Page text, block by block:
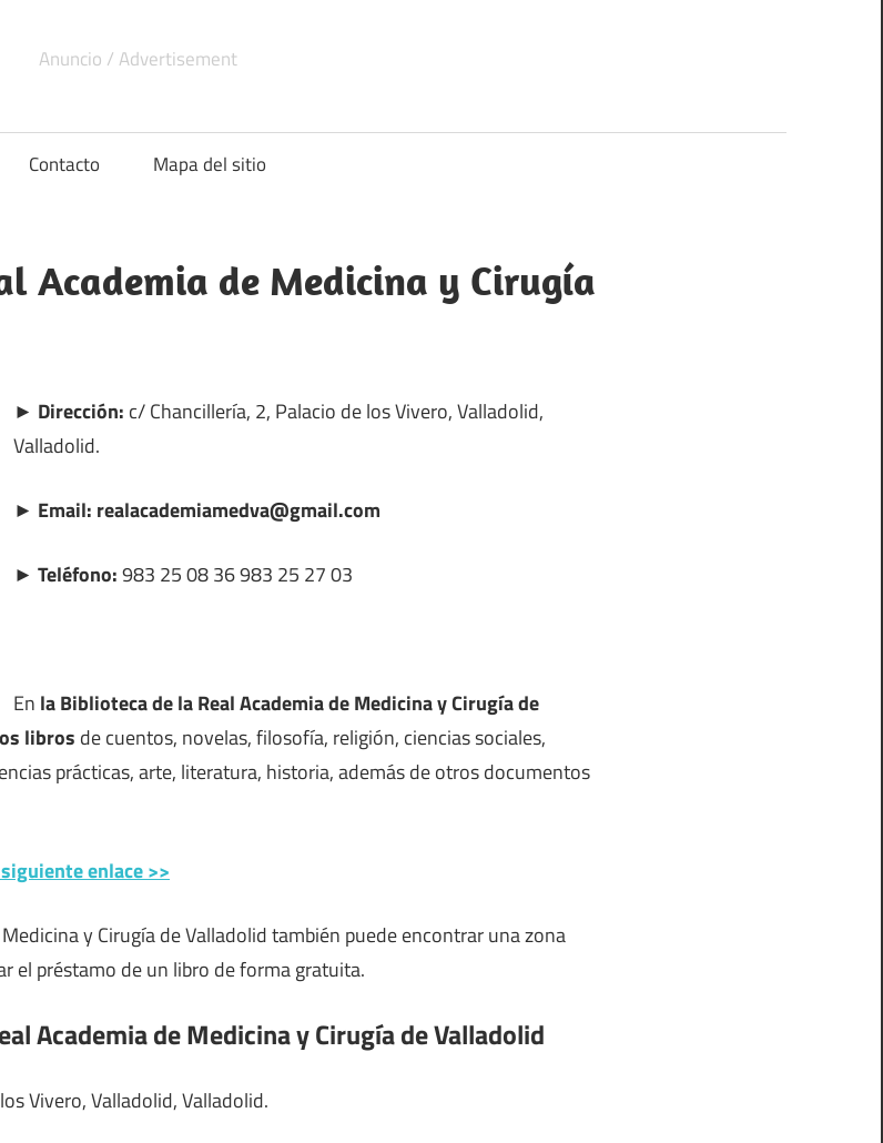
Contacto Mapa del sitio
Academia de Medicina y Cirugía
► Dirección: c/ Chancillería, 2, Palacio de los Vivero, Valladolid,
Valladolid.
► Email: realacademiamedva@gmail.com
► Teléfono:983 25 08 36 983 25 27 03
En la Biblioteca de la Real Academia de Medicina y Cirugía de
libros de cuentos, novelas, filosofía, religión, ciencias sociales,
prácticas, arte, literatura, historia, además de otros documentos
enlace >>
y Cirugía de Valladolid también puede encontrar una zona
el préstamo de un libro de forma gratuita.
Academia de Medicina y Cirugía de Valladolid
Vivero, Valladolid, Valladolid.